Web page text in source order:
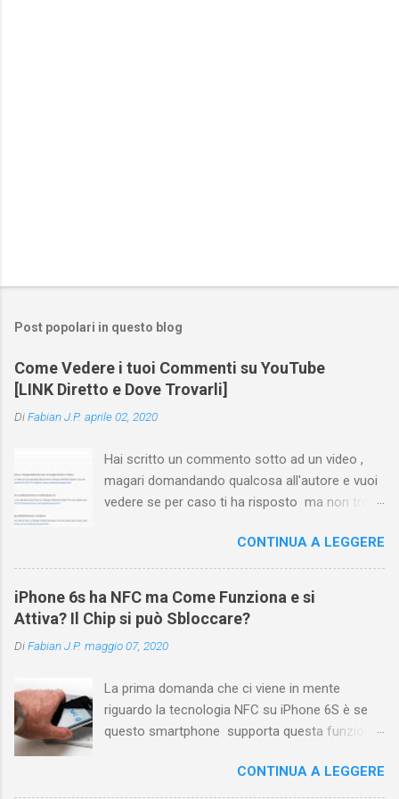
Post popolari in questo blog
Come Vedere i tuoi Commenti su YouTube
[LINK Diretto e Dove Trovarli]
DiFabian J.P. aprile 02, 2020
Hai scritto un commento sotto ad un video ,
magari domandando qualcosa all'autore e vuoi
vedere se per caso ti ha risposto ma non trovi
nessuna voce del tipo " cronologia commenti
YouTube " o cose simili? Vuoi sapere come
farlo sia se accedi dal tuo computer (PC/Mac)
oppure tramite smartphone (Android o iPhone)
usando l'app ? In questa guida ti mostrerò dove
trovare i propri commenti di YouTube , ossia
Ovviamente la risposta é positiva ma mi ci è
voluto un bel po' di tempo prima di trovare
questa funzione di YouTube perché è anche
chiamare questo "posto". Vediamo quindi
CONTINUA A LEGGERE
iPhone 6s ha NFC ma Come Funziona e si
Attiva? Il Chip si può Sbloccare?
DiFabian J.P. maggio 07, 2020
La prima domanda che ci viene in mente
riguardo la tecnologia NFC su iPhone 6S è se
questo smartphone supporta questa funzione
iPhone 6s ha la tecnologia NFC, ma in realtà,
Apple ha fatto sapere che questa funzione è
CONTINUA A LEGGERE